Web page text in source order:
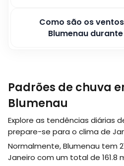
Como são os
Blumenau
Padrões de chuva
Blumenau
Explore as tendências diárias
prepare-se para o clima de
Normalmente, Blumenau tem
Janeiro com um total de 161.8